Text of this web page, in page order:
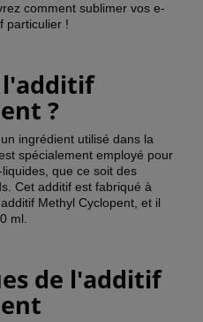
comment sublimer vos e-
particulier !
l'additif
?
ingrédient utilisé dans la
spécialement employé pour
que ce soit des
Cet additif est fabriqué à
Methyl Cyclopent, et il
ml.
de l'additif